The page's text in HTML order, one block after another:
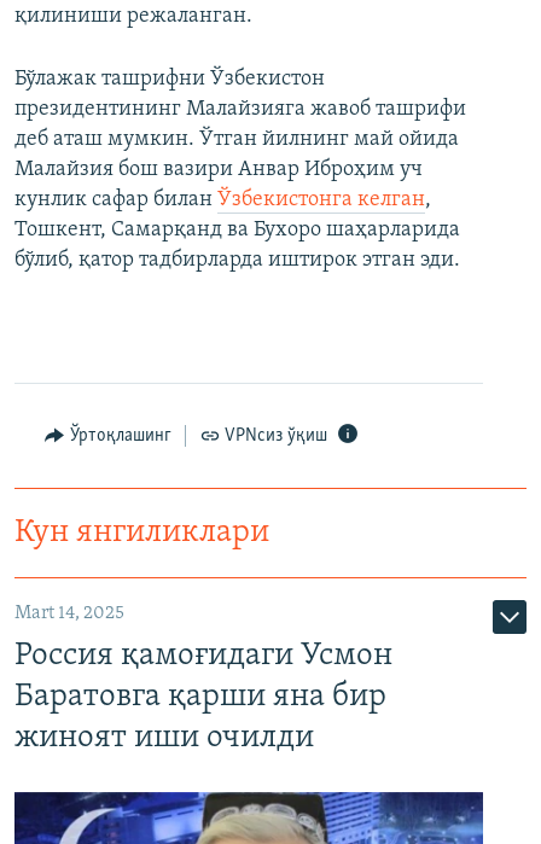
қилиниши режаланган.
Бўлажак ташрифни Ўзбекистон
президентининг Малайзияга жавоб ташрифи
деб аташ мумкин. Ўтган йилнинг май ойида
Малайзия бош вазири Анвар Иброҳим уч
кунлик сафар билан Ўзбекистонга келган,
Тошкент, Самарқанд ва Бухоро шаҳарларида
бўлиб, қатор тадбирларда иштирок этган эди.
Ўртоқлашинг VPNсиз ўқиш
Кун янгиликлари
Mart 14, 2025
Россия қамоғидаги Усмон
Баратовга қарши яна бир
жиноят иши очилди